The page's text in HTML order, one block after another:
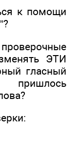
к помощи
ЭТИ
гласный